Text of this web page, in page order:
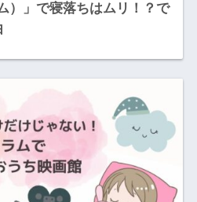
）」で寝落ちはムリ！？で